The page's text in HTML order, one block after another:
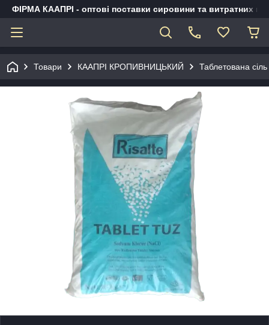
ФІРМА КААПРІ - оптові поставки сировини та витратних
Товари КААПРІ КРОПИВНИЦЬКИЙ Таблетована